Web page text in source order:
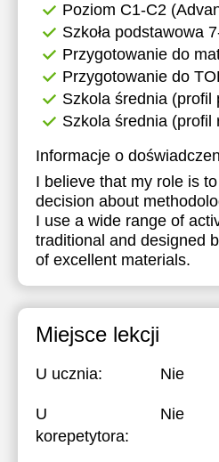
Poziom C1-C2
Szkoła podstawowa
Przygotowanie do
Przygotowanie do
Szkola średnia (profil
Szkola średnia (profil
Informacje o
I believe that my role is
decision about
I use a wide range of
traditional and designed
of excellent materials.
Miejsce lekcji
U ucznia: Nie
U
korepetytora:
Nie